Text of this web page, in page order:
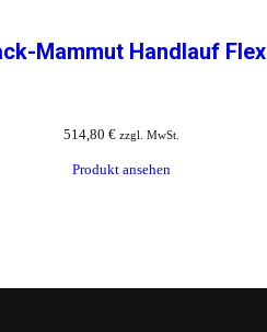
Mammut Handlauf Flex
514,80 € zzgl. MwSt.
Produkt ansehen